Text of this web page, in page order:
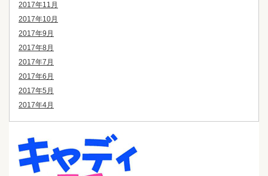
2017年11月
2017年10月
2017年9月
2017年8月
2017年7月
2017年6月
2017年5月
2017年4月